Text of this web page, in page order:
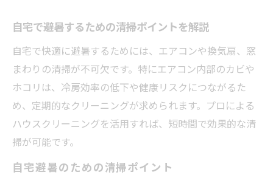
自宅で避暑するための清掃ポイントを解説
自宅で快適に避暑するためには、エアコンや換気扇、窓
まわりの清掃が不可欠です。特にエアコン内部のカビや
ホコリは、冷房効率の低下や健康リスクにつながるた
め、定期的なクリーニングが求められます。プロによる
ハウスクリーニングを活用すれば、短時間で効果的な清
掃が可能です。
自宅避暑のための清掃ポイント